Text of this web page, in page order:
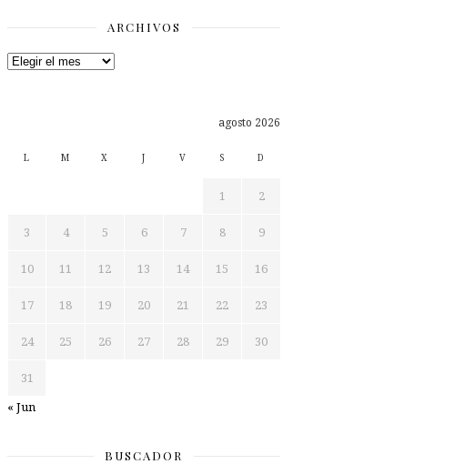
ARCHIVOS
Archivos
agosto 2026
L M X J V S D
1 2
3 4 5 6 7 8 9
10 11 12 13 14 15 16
17 18 19 20 21 22 23
24 25 26 27 28 29 30
31
« Jun
BUSCADOR